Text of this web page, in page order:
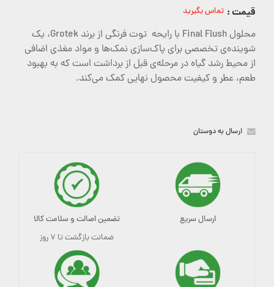
قیمت : تماس بگیرید
محلول Final Flush با رایحه توت فرنگی از برند Grotek، یک
شوینده‌ی تخصصی برای پاک‌سازی نمک‌ها و مواد مغذی اضافی
از محیط رشد گیاه در مرحله‌ی قبل از برداشت است که به بهبود
طعم، عطر و کیفیت محصول نهایی کمک می‌کند.
ارسال به دوستان
ارسال سریع تضمین اصالت و سلامت کالا
ضمانت بازگشت تا ۷ روز